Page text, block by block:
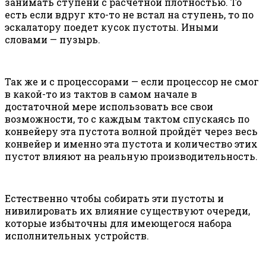
есть если вдруг кто-то не встал на ступень, то по
эскалатору поедет кусок пустоты. Иными
словами — пузырь.
Так же и с процессорами — если процессор не смог
в какой-то из тактов в самом начале в
достаточной мере использовать все свои
возможности, то с каждым тактом спускаясь по
конвейеру эта пустота волной пройдёт через весь
конвейер и именно эта пустота и количество этих
пустот влияют на реальную производительность.
Естественно чтобы собирать эти пустоты и
нивилировать их влияние существуют очереди,
которые избыточны для имеющегося набора
исполнительных устройств.